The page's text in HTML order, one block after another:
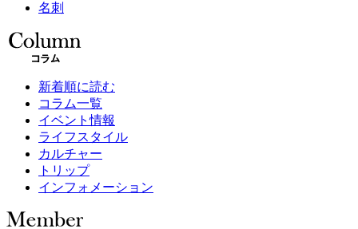
名刺
新着順に読む
コラム一覧
イベント情報
ライフスタイル
カルチャー
トリップ
インフォメーション